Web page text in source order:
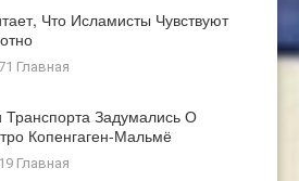
Что Исламисты Чувствуют
Главная
Транспорта Задумались О
Копенгаген-Мальмё
Главная